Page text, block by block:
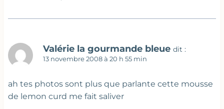
Valérie la gourmande bleue dit :
13 novembre 2008 à 20 h 55 min
ah tes photos sont plus que parlante cette mousse
de lemon curd me fait saliver